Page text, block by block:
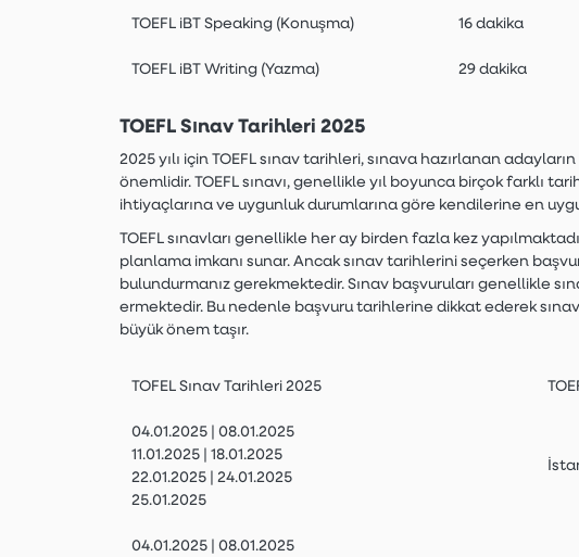
TOEFL iBT Speaking (Konuşma) 16 dakika
TOEFL iBT Writing (Yazma) 29 dakika
TOEFL Sınav Tarihleri 2025
2025 yılı için TOEFL sınav tarihleri, sınava hazırlanan
önemlidir. TOEFL sınavı, genellikle yıl boyunca birçok farklı
ihtiyaçlarına ve uygunluk durumlarına göre kendilerine en
TOEFL sınavları genellikle her ay birden fazla kez
planlama imkanı sunar. Ancak sınav tarihlerini seçerken
bulundurmanız gerekmektedir. Sınav başvuruları genellikle
ermektedir. Bu nedenle başvuru tarihlerine dikkat ederek
büyük önem taşır.
TOFEL Sınav Tarihleri 2025
04.01.2025 | 08.01.2025
11.01.2025 | 18.01.2025
22.01.2025 | 24.01.2025
25.01.2025
04.01.2025 | 08.01.2025